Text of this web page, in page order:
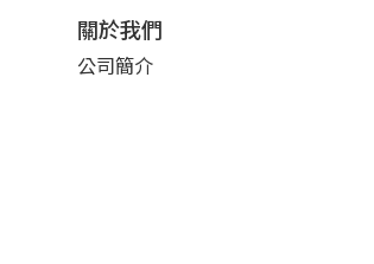
關於我們
公司簡介